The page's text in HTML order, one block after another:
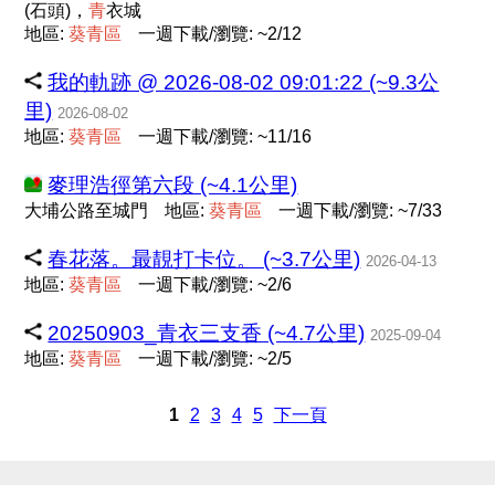
(石頭)，青衣城
地區:葵青區 一週下載/瀏覽: ~2/12
我的軌跡 @ 2026-08-02 09:01:22 (~9.3公
里) 2026-08-02
地區:葵青區 一週下載/瀏覽: ~11/16
麥理浩徑第六段 (~4.1公里)
大埔公路至城門 地區:葵青區 一週下載/瀏覽: ~7/33
春花落。最靚打卡位。 (~3.7公里) 2026-04-13
地區:葵青區 一週下載/瀏覽: ~2/6
20250903_青衣三支香 (~4.7公里) 2025-09-04
地區:葵青區 一週下載/瀏覽: ~2/5
1 2 3 4 5 下一頁